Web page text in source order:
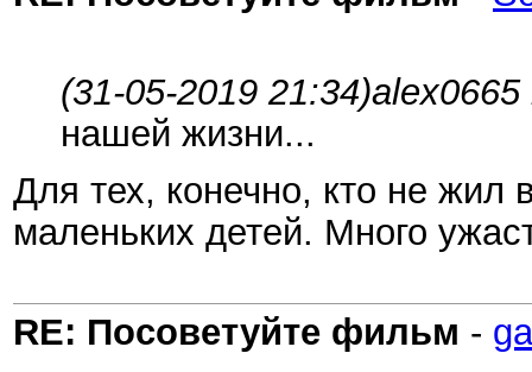
(31-05-2019 21:34)
нашей жизни...
Для тех, конечно, кто не жил
маленьких детей. Много
RE: Посоветуйте фильм -